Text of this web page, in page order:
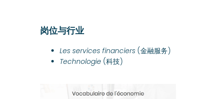
岗位与行业
Les services financiers (金融服务)
Technologie (科技)